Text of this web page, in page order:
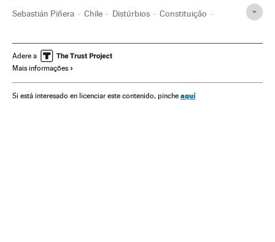
Sebastián Piñera Chile Distúrbios Constituição
Parlamento Problemas sociais
Adere a
Mais informações
Si está interesado en licenciar este contenido, pinche aquí